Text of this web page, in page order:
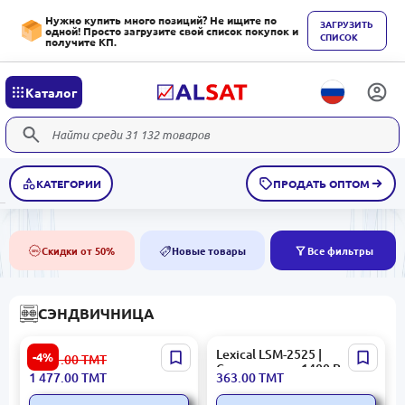
Нужно купить много позиций? Не ищите по
одной! Просто загрузите свой список покупок и
получите КП.
ЗАГРУЗИТЬ
СПИСОК
Каталог
КАТЕГОРИИ ПРОДАТЬ ОПТОМ
50% Скидки от 50% NEW Новые товары Все фильтры
СЭНДВИЧНИЦА
-4%
Сэндвичница Delonghi
SW12AC.S
1 541.00ТМТ
1 477.00ТМТ
Lexical LSM-2525 |
Сэндвичница 1400 Вт
363.00ТМТ